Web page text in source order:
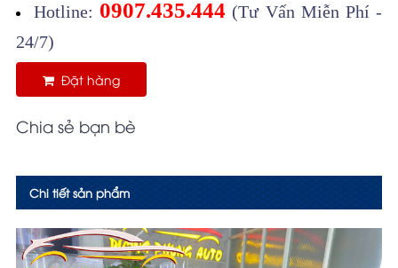
Hotline: 0907.435.444 (Tư Vấn Miễn Phí -
24/7)
Đặt hàng
Chia sẻ bạn bè
Chi tiết sản phẩm